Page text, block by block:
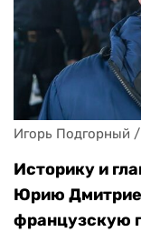
Игорь Подгорный
Историку и
Юрию
французскую